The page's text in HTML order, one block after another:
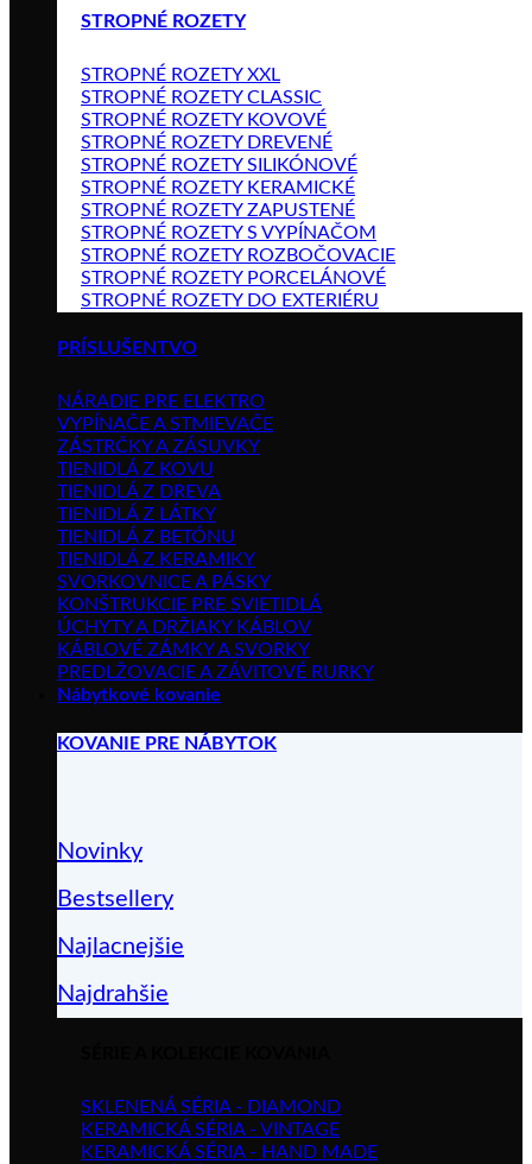
STROPNÉ ROZETY
STROPNÉ ROZETY XXL
STROPNÉ ROZETY CLASSIC
STROPNÉ ROZETY KOVOVÉ
STROPNÉ ROZETY DREVENÉ
STROPNÉ ROZETY SILIKÓNOVÉ
STROPNÉ ROZETY KERAMICKÉ
STROPNÉ ROZETY ZAPUSTENÉ
STROPNÉ ROZETY S VYPÍNAČOM
STROPNÉ ROZETY ROZBOČOVACIE
STROPNÉ ROZETY PORCELÁNOVÉ
STROPNÉ ROZETY DO EXTERIÉRU
PRÍSLUŠENTVO
NÁRADIE PRE ELEKTRO
VYPÍNAČE A STMIEVAČE
ZÁSTRČKY A ZÁSUVKY
TIENIDLÁ Z KOVU
TIENIDLÁ Z DREVA
TIENIDLÁ Z LÁTKY
TIENIDLÁ Z BETÓNU
TIENIDLÁ Z KERAMIKY
SVORKOVNICE A PÁSKY
KONŠTRUKCIE PRE SVIETIDLÁ
ÚCHYTY A DRŽIAKY KÁBLOV
KÁBLOVÉ ZÁMKY A SVORKY
PREDLŽOVACIE A ZÁVITOVÉ RURKY
Nábytkové kovanie
KOVANIE PRE NÁBYTOK
Novinky
Bestsellery
Najlacnejšie
Najdrahšie
SKLENENÁ SÉRIA - DIAMOND
KERAMICKÁ SÉRIA - VINTAGE
KERAMICKÁ SÉRIA - HAND MADE